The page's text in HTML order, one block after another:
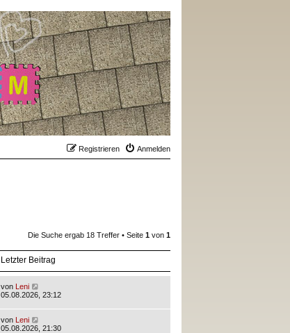
Anmelden
Registrieren
Die Suche ergab 18 Treffer • Seite 1 von 1
Letzter Beitrag
von Leni
05.08.2026, 23:12
von Leni
05.08.2026, 21:30